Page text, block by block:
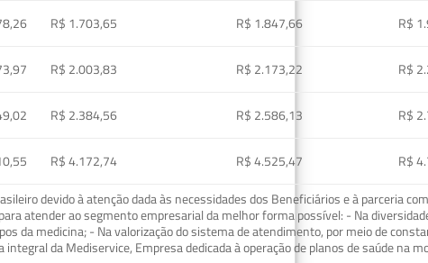
R$ 1.703,65 R$ 1.847,66
R$
R$ 2.003,83 R$ 2.173,22
R$
R$ 2.384,56 R$ 2.586,13
R$
R$ 4.172,74 R$ 4.525,47
R$
devido à atenção dada às necessidades dos Beneficiários e à parceria
atender ao segmento empresarial da melhor forma possível: - Na
da medicina; - Na valorização do sistema de atendimento, por meio de
da Mediservice, Empresa dedicada à operação de planos de saúde na